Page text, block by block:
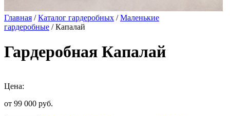
Главная /Каталог гардеробных /Маленькие
гардеробные / Капалай
Гардеробная Капалай
Цена:
от 99 000 руб.